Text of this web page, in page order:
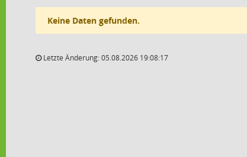
Keine Daten gefunden.
Letzte Änderung: 05.08.2026 19:08:17